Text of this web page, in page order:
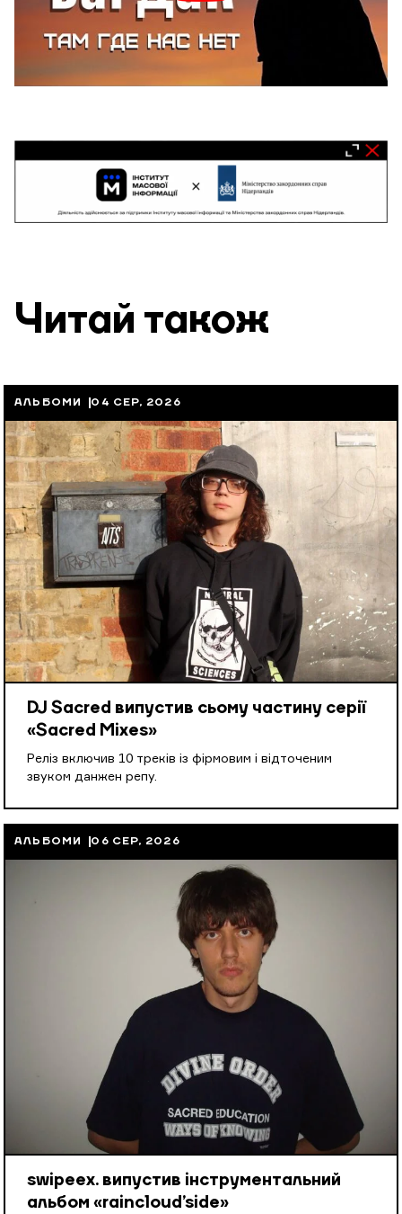
Читай також
АЛЬБОМИ 04 СЕР, 2026
DJ Sacred випустив сьому частину серії
«Sacred Mixes»
Реліз включив 10 треків із фірмовим і відточеним
звуком данжен репу.
АЛЬБОМИ 06 СЕР, 2026
swipeex. випустив інструментальний
альбом «raincloud’side»